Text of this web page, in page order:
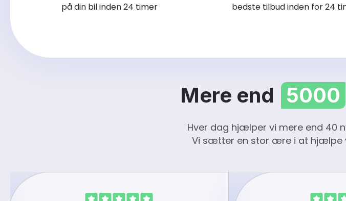
på din bil inden 24 timer
bedste tilbud inden for 24
Mere end 5000
Hver dag hjælper vi mere end 40
Vi sætter en stor ære i at hjælpe